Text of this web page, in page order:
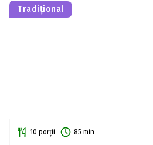
Tradițional
10 porții 85 min